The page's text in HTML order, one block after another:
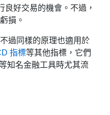
良好交易的機會。不過，
損。
過同樣的原理也適用於
指標等其他指標，它們
知名金融工具時尤其流